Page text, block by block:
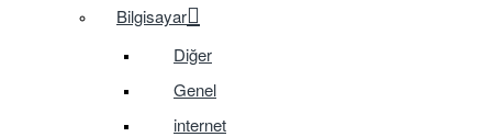
Bilgisayar
Diğer
Genel
internet